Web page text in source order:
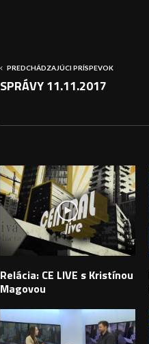
PREDCHÁDZAJÚCI PRÍSPEVOK
SPRÁVY 11.11.2017
Relácia: CE LIVE s Kristínou
Magovou